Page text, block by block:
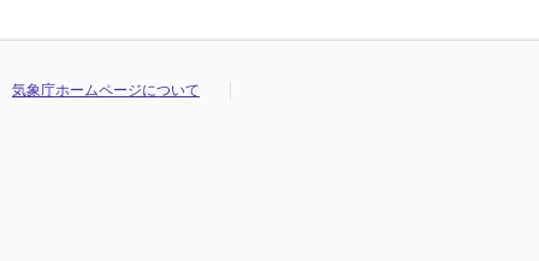
気象庁ホームページについて